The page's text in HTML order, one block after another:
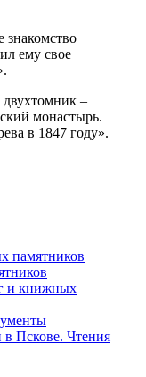
знакомство
ему свое
двухтомник –
монастырь.
в 1847 году».
памятников
и книжных
Пскове. Чтения